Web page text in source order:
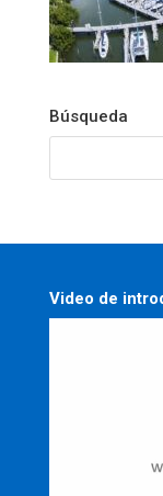
Búsqueda
Video de